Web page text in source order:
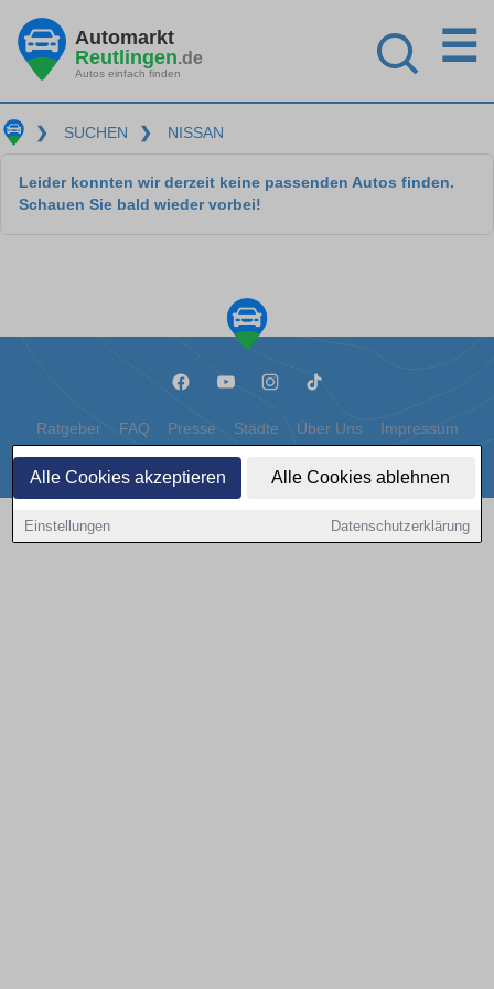
Alle Cookies akzeptieren Alle Cookies ablehnen
Einstellungen Datenschutzerklärung
Automarkt
Reutlingen.de
Autos einfach finden
☰
❯ SUCHEN ❯ NISSAN
Leider konnten wir derzeit keine passenden Autos finden.
Schauen Sie bald wieder vorbei!
Ratgeber FAQ Presse Städte Über Uns Impressum
Datenschutz Cookies
Copyright © 2000 - 2026 | 1A Infosysteme GmbH | Content by: 1a-sites-autos